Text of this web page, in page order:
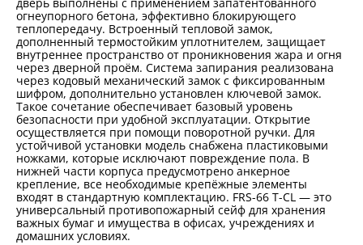
огнеупорного бетона, эффективно блокирующего
теплопередачу. Встроенный тепловой замок,
дополненный термостойким уплотнителем, защищает
внутреннее пространство от проникновения жара и огня
через дверной проём. Система запирания реализована
через кодовый механический замок с фиксированным
шифром, дополнительно установлен ключевой замок.
Такое сочетание обеспечивает базовый уровень
безопасности при удобной эксплуатации. Открытие
осуществляется при помощи поворотной ручки. Для
устойчивой установки модель снабжена пластиковыми
ножками, которые исключают повреждение пола. В
нижней части корпуса предусмотрено анкерное
крепление, все необходимые крепёжные элементы
входят в стандартную комплектацию. FRS-66 T-CL — это
универсальный противопожарный сейф для хранения
важных бумаг и имущества в офисах, учреждениях и
домашних условиях.